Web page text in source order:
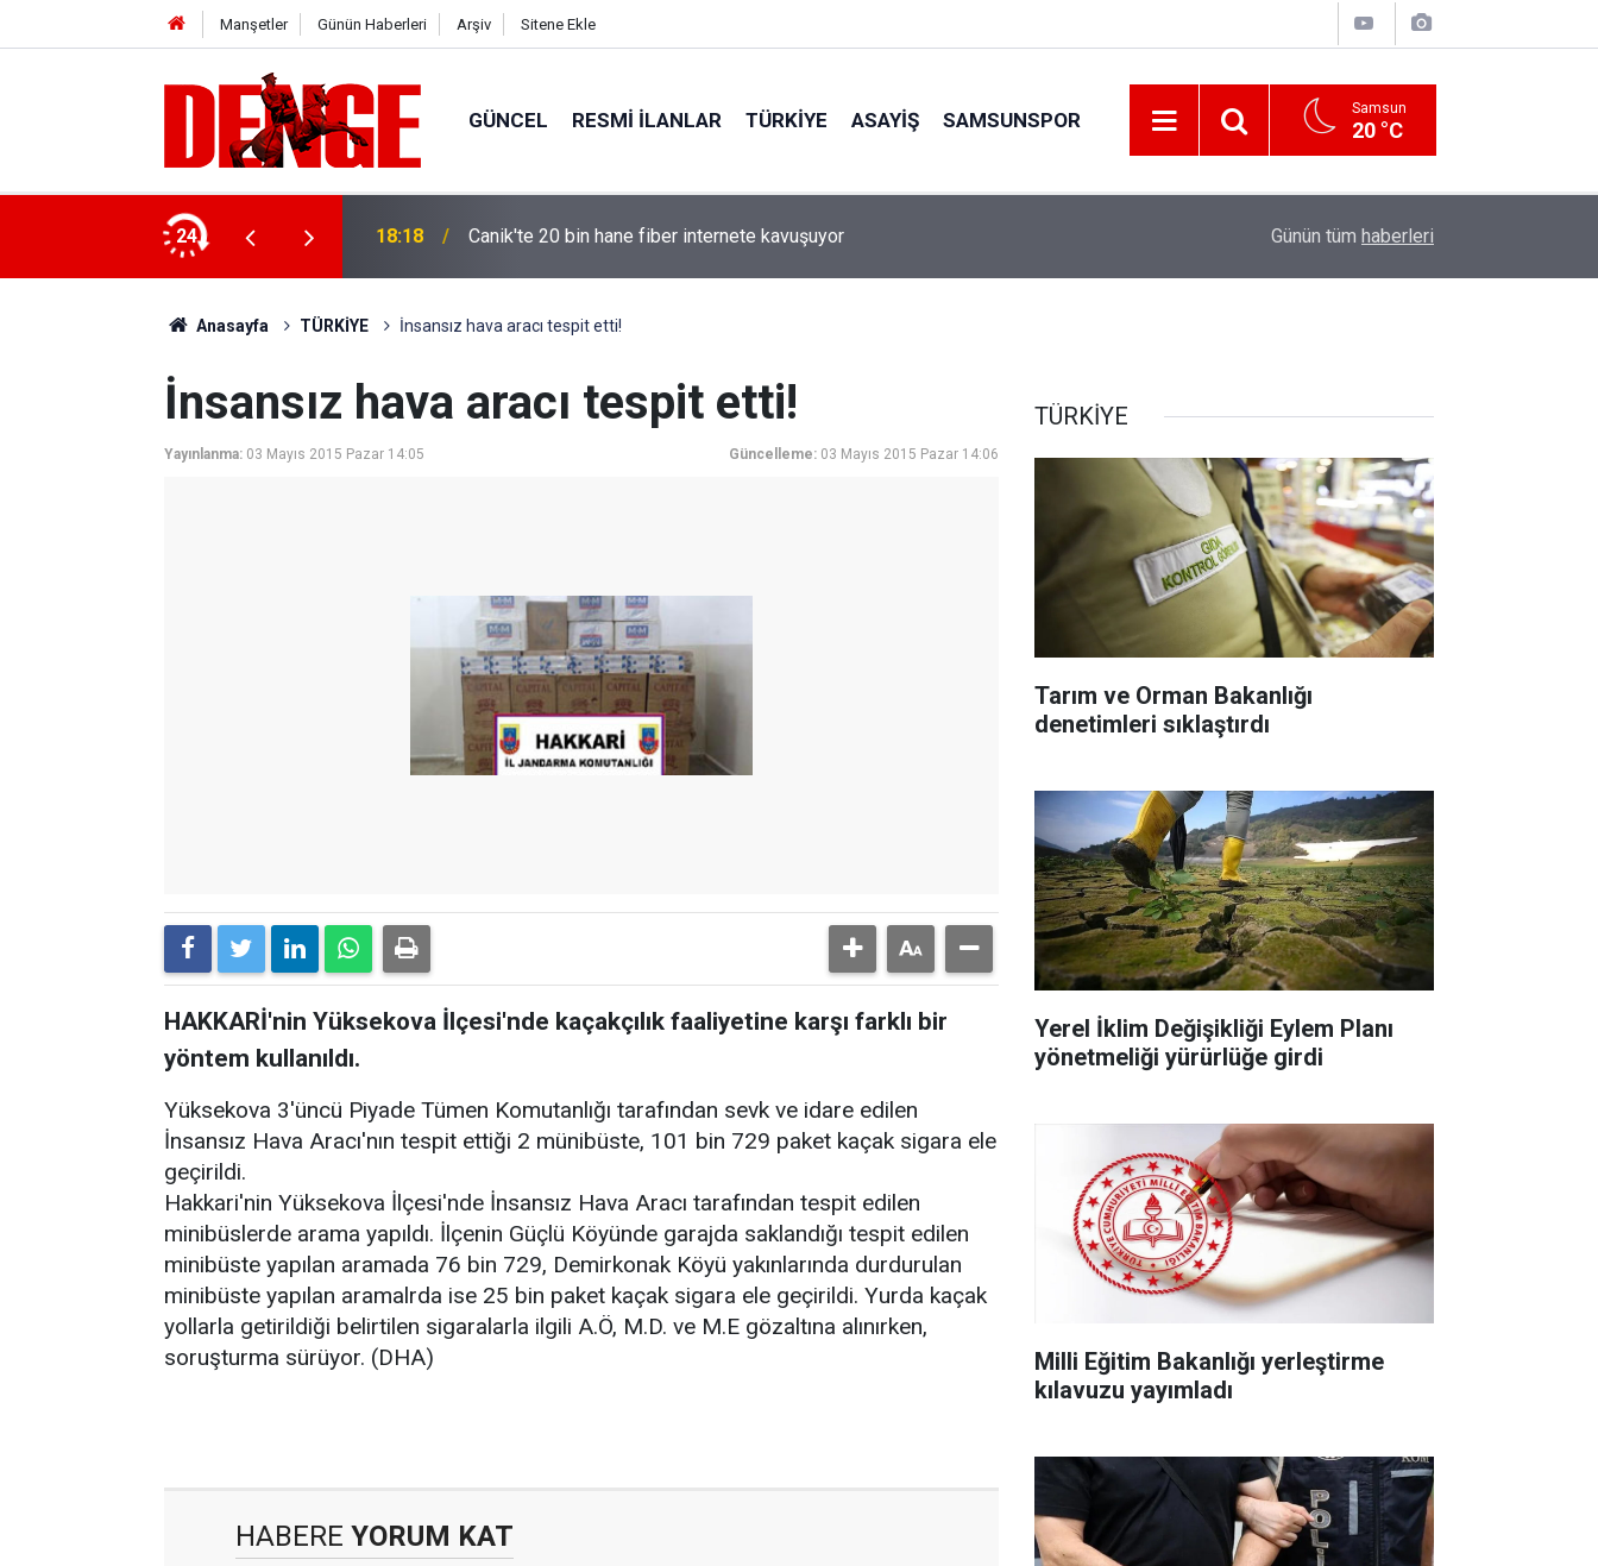
Manşetler Günün Haberleri Arşiv Sitene Ekle
GÜNCEL RESMI İLANLAR TÜRKİYE ASAYİŞ SAMSUNSPOR Samsun
20 °C
24
kadar devam edecek 18:18 Canik'te 20 bin hane fiber internete kavuşuyor 30 ilde DEAŞ terör örgütüne yönelik operasyon!
Günün tüm haberleri
Anasayfa TÜRKİYE İnsansız hava aracı tespit etti!
İnsansız hava aracı tespit etti!
Yayınlanma: 03 Mayıs 2015 Pazar 14:05 Güncelleme: 03 Mayıs 2015 Pazar 14:06
HAKKARİ'nin Yüksekova İlçesi'nde kaçakçılık faaliyetine karşı farklı bir
yöntem kullanıldı.
Yüksekova 3'üncü Piyade Tümen Komutanlığı tarafından sevk ve idare edilen
İnsansız Hava Aracı'nın tespit ettiği 2 münibüste, 101 bin 729 paket kaçak sigara ele
geçirildi.
Hakkari'nin Yüksekova İlçesi'nde İnsansız Hava Aracı tarafından tespit edilen
minibüslerde arama yapıldı. İlçenin Güçlü Köyünde garajda saklandığı tespit edilen
minibüste yapılan aramada 76 bin 729, Demirkonak Köyü yakınlarında durdurulan
minibüste yapılan aramalrda ise 25 bin paket kaçak sigara ele geçirildi. Yurda kaçak
yollarla getirildiği belirtilen sigaralarla ilgili A.Ö, M.D. ve M.E gözaltına alınırken,
soruşturma sürüyor. (DHA)
HABERE YORUM KAT
TÜRKİYE
Tarım ve Orman Bakanlığı
denetimleri sıklaştırdı
Yerel İklim Değişikliği Eylem Planı
yönetmeliği yürürlüğe girdi
Milli Eğitim Bakanlığı yerleştirme
kılavuzu yayımladı